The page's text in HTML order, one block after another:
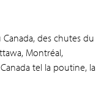
Canada, des chutes du
Montréal,
tel la poutine, la